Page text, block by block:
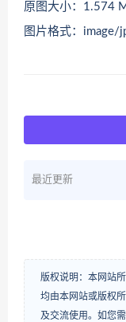
原图大小：1.574
图片格式：image/
最近更新
版权说明：本网站
均由本网站或版权
及交流使用。如您